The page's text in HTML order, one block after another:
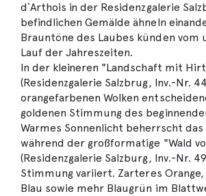
d`Arthois in der Residenzgalerie
befindlichen Gemälde ähneln
Brauntöne des Laubes künden vom
Lauf der Jahreszeiten.
In der kleineren "Landschaft mit
(Residenzgalerie Salzbrug, Inv.-Nr.
orangefarbenen Wolken
goldenen Stimmung des
Warmes Sonnenlicht beherrscht das
während der großformatige "Wald
(Residenzgalerie Salzburg, Inv.-Nr.
Stimmung variiert. Zarteres
Blau sowie mehr Blaugrün im